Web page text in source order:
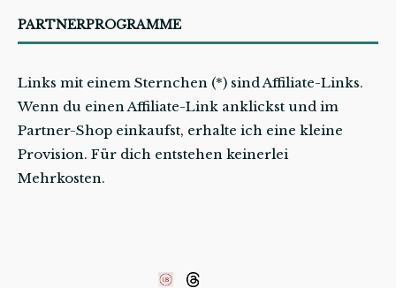
PARTNERPROGRAMME
Links mit einem Sternchen (*) sind Affiliate-Links.
Wenn du einen Affiliate-Link anklickst und im
Partner-Shop einkaufst, erhalte ich eine kleine
Provision. Für dich entstehen keinerlei
Mehrkosten.